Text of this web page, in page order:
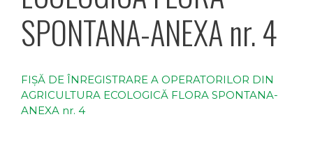
SPONTANA-ANEXA nr. 4
FIŞĂ DE ÎNREGISTRARE A OPERATORILOR DIN
AGRICULTURA ECOLOGICĂ FLORA SPONTANA-
ANEXA nr. 4